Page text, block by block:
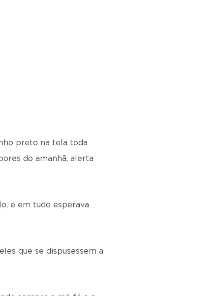
preto na tela toda
do amanhã, alerta
e em tudo esperava
que se dispusessem a